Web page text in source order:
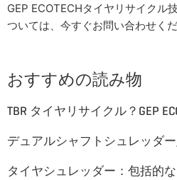
GEP ECOTECHタイヤリサイクル
ついては、今すぐお問い合わせくだ
おすすめの読み物
タイヤシュレッダー：包括的